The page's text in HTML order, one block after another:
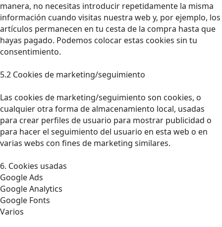
manera, no necesitas introducir repetidamente la misma
información cuando visitas nuestra web y, por ejemplo, los
artículos permanecen en tu cesta de la compra hasta que
hayas pagado. Podemos colocar estas cookies sin tu
consentimiento.
5.2 Cookies de marketing/seguimiento
Las cookies de marketing/seguimiento son cookies, o
cualquier otra forma de almacenamiento local, usadas
para crear perfiles de usuario para mostrar publicidad o
para hacer el seguimiento del usuario en esta web o en
varias webs con fines de marketing similares.
6. Cookies usadas
Google Ads
Google Analytics
Google Fonts
Varios